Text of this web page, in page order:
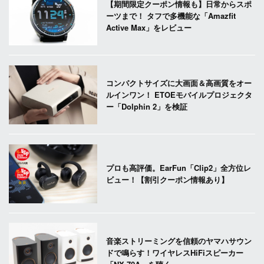
【期間限定クーポン情報も】日常からスポ
ーツまで！ タフで多機能な「Amazfit
Active Max」をレビュー
コンパクトサイズに大画面＆高画質をオー
ルインワン！ ETOEモバイルプロジェクタ
ー「Dolphin 2」を検証
プロも高評価。EarFun「Clip2」全方位レ
ビュー！【割引クーポン情報あり】
音楽ストリーミングを信頼のヤマハサウン
ドで鳴らす！ワイヤレスHiFiスピーカー